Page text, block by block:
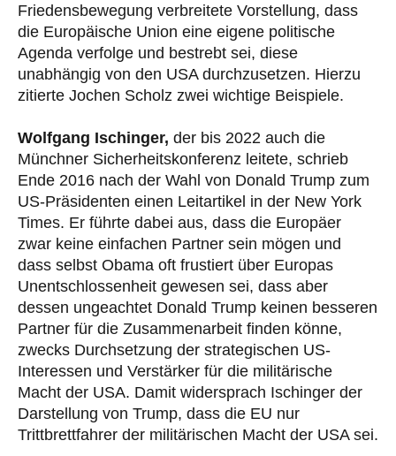
Friedensbewegung verbreitete Vorstellung, dass
die Europäische Union eine eigene politische
Agenda verfolge und bestrebt sei, diese
unabhängig von den USA durchzusetzen. Hierzu
zitierte Jochen Scholz zwei wichtige Beispiele.
Wolfgang Ischinger, der bis 2022 auch die
Münchner Sicherheitskonferenz leitete, schrieb
Ende 2016 nach der Wahl von Donald Trump zum
US-Präsidenten einen Leitartikel in der New York
Times. Er führte dabei aus, dass die Europäer
zwar keine einfachen Partner sein mögen und
dass selbst Obama oft frustiert über Europas
Unentschlossenheit gewesen sei, dass aber
dessen ungeachtet Donald Trump keinen besseren
Partner für die Zusammenarbeit finden könne,
zwecks Durchsetzung der strategischen US-
Interessen und Verstärker für die militärische
Macht der USA. Damit widersprach Ischinger der
Darstellung von Trump, dass die EU nur
Trittbrettfahrer der militärischen Macht der USA sei.